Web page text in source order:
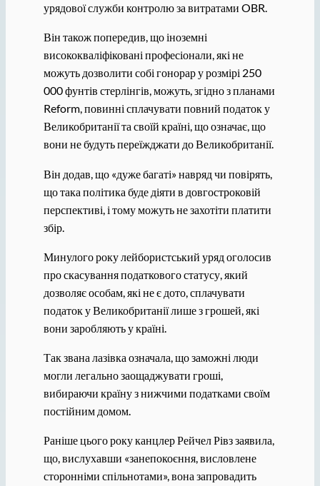
урядової служби контролю за витратами OBR.
Він також попередив, що іноземні
висококваліфіковані професіонали, які не
можуть дозволити собі гонорар у розмірі 250
000 фунтів стерлінгів, можуть, згідно з планами
Reform, повинні сплачувати повний податок у
Великобританії та своїй країні, що означає, що
вони не будуть переїжджати до Великобританії.
Він додав, що «дуже багаті» навряд чи повірять,
що така політика буде діяти в довгостроковій
перспективі, і тому можуть не захотіти платити
збір.
Минулого року лейбористський уряд оголосив
про скасування податкового статусу, який
дозволяє особам, які не є дото, сплачувати
податок у Великобританії лише з грошей, які
вони заробляють у країні.
Так звана лазівка ​​означала, що заможні люди
могли легально заощаджувати гроші,
вибираючи країну з нижчими податками своїм
постійним домом.
Раніше цього року канцлер Рейчел Рівз заявила,
що, вислухавши «занепокоєння, висловлене
сторонніми спільнотами», вона запровадить